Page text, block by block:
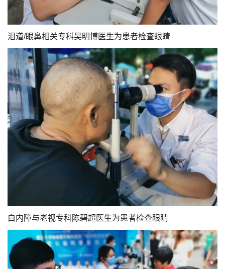
泪道/眼鼻相关专科吴明博医生为患者检查眼睛
白内障与老视专科陈碧超医生为患者检查眼睛